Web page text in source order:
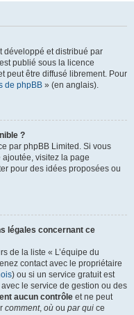
développé et distribué par
publié sous la licence
peut être diffusé librement. Pour
de phpBB » (en anglais).
?
par phpBB Limited. Si vous
ajoutée, visitez la page
pour des idées proposées ou
légales concernant ce
de la liste « L’équipe du
contact avec le propriétaire
) ou si un service gratuit est
le service de gestion ou des
aucun contrôle et ne peut
comment, où ou par qui ce